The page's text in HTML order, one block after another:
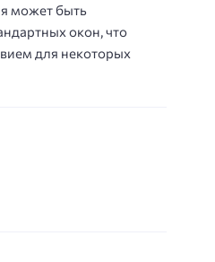
может быть
окон, что
для некоторых